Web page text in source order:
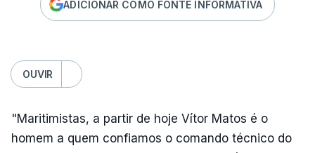
ADICIONAR COMO FONTE INFORMATIVA
OUVIR
"Maritimistas, a partir de hoje Vítor Matos é o
homem a quem confiamos o comando técnico do